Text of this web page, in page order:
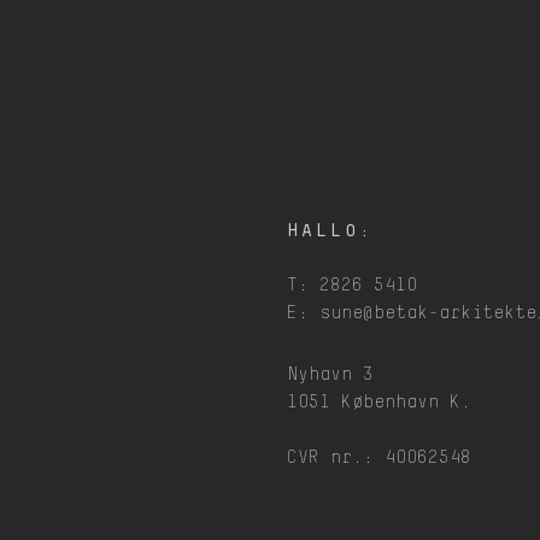
HALLO:
T: 2826 5410
E:
sune@betak-
Nyhavn 3
1051 København K.
CVR nr.: 40062548